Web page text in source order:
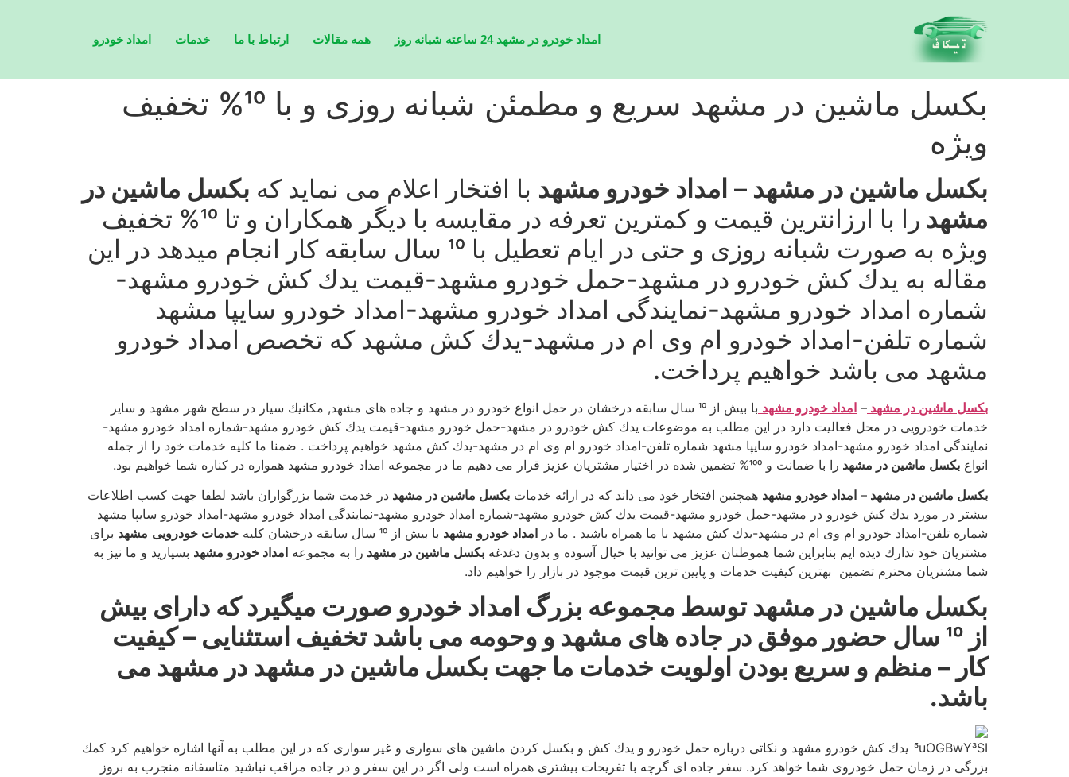
امداد خودرو در مشهد 24 ساعته شبانه روز همه مقالات ارتباط با ما خدمات امداد خودرو
بكسل ماشین در مشهد سریع و مطمئن شبانه روزی و با 10% تخفیف
ویژه
بكسل ماشین در مشهد – امداد خودرو مشهد با افتخار اعلام می نماید كه بكسل ماشین در
مشهد
را با ارزانترین قیمت و كمترین تعرفه در مقایسه با دیگر همكاران و تا 10% تخفیف
ویژه به صورت شبانه روزی و حتی در ایام تعطیل با 10 سال سابقه كار انجام میدهد در این
مقاله به یدك كش خودرو در مشهد-حمل خودرو مشهد-قیمت یدك كش خودرو مشهد-
شماره امداد خودرو مشهد-نمایندگی امداد خودرو مشهد-امداد خودرو سایپا مشهد
شماره تلفن-امداد خودرو ام وی ام در مشهد-یدك كش مشهد كه تخصص امداد خودرو
مشهد می باشد خواهیم پرداخت.
بكسل ماشین در مشهد – امداد خودرو مشهد
با بیش از 10 سال سابقه درخشان در حمل انواع خودرو در مشهد و جاده های مشهد, مكانیك سیار در سطح شهر مشهد و سایر
خدمات خودرویی در محل فعالیت دارد در این مطلب به موضوعات یدك كش خودرو در مشهد-حمل خودرو مشهد-قیمت یدك كش خودرو مشهد-شماره امداد خودرو مشهد-
نمایندگی امداد خودرو مشهد-امداد خودرو سایپا مشهد شماره تلفن-امداد خودرو ام وی ام در مشهد-یدك كش مشهد خواهیم پرداخت . ضمنا ما كلیه خدمات خود را از جمله
انواع بكسل ماشین در مشهد را با ضمانت و 100% تضمین شده در اختیار مشتریان عزیز قرار می دهیم ما در مجموعه امداد خودرو مشهد همواره در كناره شما خواهیم بود.
بكسل ماشین در مشهد – امداد خودرو مشهد همچنین افتخار خود می داند كه در ارائه خدمات بكسل ماشین در مشهد در خدمت شما بزرگواران باشد لطفا جهت كسب اطلاعات
بیشتر در مورد یدك كش خودرو در مشهد-حمل خودرو مشهد-قیمت یدك كش خودرو مشهد-شماره امداد خودرو مشهد-نمایندگی امداد خودرو مشهد-امداد خودرو سایپا مشهد
شماره تلفن-امداد خودرو ام وی ام در مشهد-یدك كش مشهد با ما همراه باشید . ما در امداد خودرو مشهد با بیش از 10 سال سابقه درخشان كلیه خدمات خودرویی مشهد برای
مشتریان خود تدارك دیده ایم بنابراین شما هموطنان عزیز می توانید با خیال آسوده و بدون دغدغه بكسل ماشین در مشهد را به مجموعه امداد خودرو مشهد بسپارید و ما نیز به
شما مشتریان محترم تضمین بهترین كیفیت خدمات و پایین ترین قیمت موجود در بازار را خواهیم داد.
بكسل ماشین در مشهد توسط مجموعه بزرگ امداد خودرو صورت میگیرد كه دارای بیش
از 10 سال حضور موفق در جاده های مشهد و وحومه می باشد تخفیف استثنایی – كیفیت
كار – منظم و سریع بودن اولویت خدمات ما جهت بكسل ماشین در مشهد در مشهد می
باشد.
یدك كش خودرو مشهد و نكاتی درباره حمل خودرو و یدك كش و بكسل كردن ماشین های سواری و غیر سواری كه در این مطلب به آنها اشاره خواهیم كرد كمك
بزرگی در زمان حمل خودروی شما خواهد كرد. سفر جاده ای گرچه با تفریحات بیشتری همراه است ولی اگر در این سفر و در جاده مراقب نباشید متاسفانه منجرب به بروز